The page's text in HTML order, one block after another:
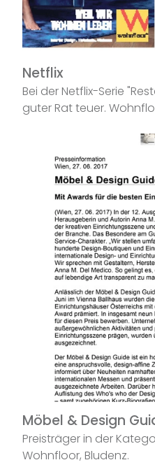
Netflix
Bei der Netflix-Serie
guter Rat teuer.
Möbel & Design
Preisträger in der
Wohnfloor, Bludenz.